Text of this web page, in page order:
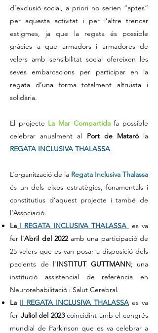
d’exclusió social, a priori no serien “aptes“
per aquesta activitat i per l’altre trencar
estigmes, ja que la regata és possible
gràcies a que armadors i armadores de
velers amb sensibilitat social ofereixen les
seves embarcacions per participar en la
regata d’una forma totalment altruista i
solidària.
El projecte La Mar Compartidafa possible
celebrar anualment al Port de Mataró la
REGATA INCLUSIVA THALASSA.
L’organització de la Regata Inclusiva Thalassa
és un dels eixos estratègics, fonamentals i
constitutius d’aquest projecte i també de
l’Associació.
La I REGATA INCLUSIVA THALASSA
es va
fer l’Abril del 2022 amb una participació de
25 velers que es van posar a disposició dels
pacients de l’INSTITUT GUTTMANN; una
institució assistencial de referència en
Neurorehabilitació i Salut Cerebral.
La II REGATA INCLUSIVA THALASSA es va
fer Juliol del 2023coincidint amb el congrés
mundial de Parkinson que es va celebrar a